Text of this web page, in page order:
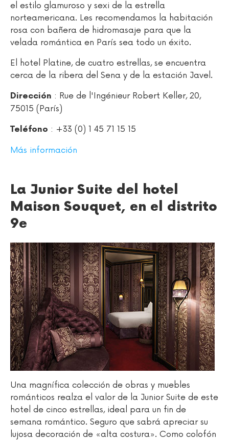
el estilo glamuroso y sexi de la estrella
norteamericana. Les recomendamos la habitación
rosa con bañera de hidromasaje para que la
velada romántica en París sea todo un éxito.
El hotel Platine, de cuatro estrellas, se encuentra
cerca de la ribera del Sena y de la estación Javel.
Dirección : Rue de l'Ingénieur Robert Keller, 20,
75015 (París)
Teléfono : +33 (0) 1 45 71 15 15
Más información
La Junior Suite del hotel
Maison Souquet, en el distrito
9e
Una magnífica colección de obras y muebles
románticos realza el valor de la Junior Suite de este
hotel de cinco estrellas, ideal para un fin de
semana romántico. Seguro que sabrá apreciar su
lujosa decoración de «alta costura». Como colofón